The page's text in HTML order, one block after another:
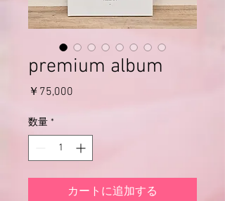
premium album
￥75,000
数量 *
カートに追加する